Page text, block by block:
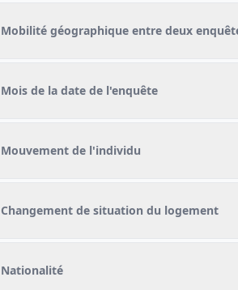
Mobilité géographique entre deux
Mois de la date de l'enquête
Mouvement de l'individu
Changement de situation du logement
Nationalité